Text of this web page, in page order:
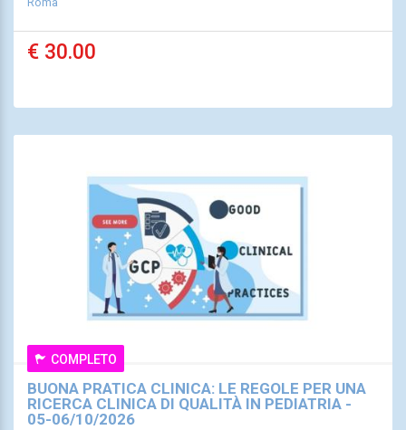
€ 30.00
COMPLETO
BUONA PRATICA CLINICA: LE REGOLE PER UNA
RICERCA CLINICA DI QUALITÀ IN PEDIATRIA -
05-06/10/2026